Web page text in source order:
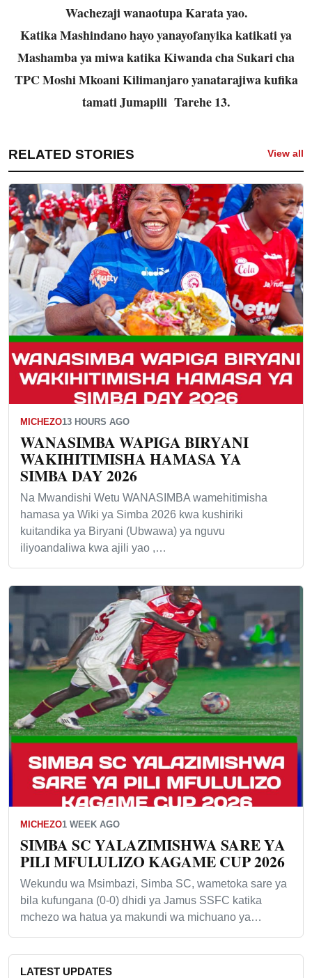
Wachezaji wanaotupa Karata yao.
Katika Mashindano hayo yanayofanyika katikati ya
Mashamba ya miwa katika Kiwanda cha Sukari cha
TPC Moshi Mkoani Kilimanjaro yanatarajiwa kufika
tamati Jumapili Tarehe 13.
RELATED STORIES View all
MICHEZO13 HOURS AGO
WANASIMBA WAPIGA BIRYANI
WAKIHITIMISHA HAMASA YA
SIMBA DAY 2026
Na Mwandishi Wetu WANASIMBA wamehitimisha
hamasa ya Wiki ya Simba 2026 kwa kushiriki
kuitandika ya Biryani (Ubwawa) ya nguvu
iliyoandaliwa kwa ajili yao ,…
MICHEZO1 WEEK AGO
SIMBA SC YALAZIMISHWA SARE YA
PILI MFULULIZO KAGAME CUP 2026
Wekundu wa Msimbazi, Simba SC, wametoka sare ya
bila kufungana (0-0) dhidi ya Jamus SSFC katika
mchezo wa hatua ya makundi wa michuano ya…
LATEST UPDATES